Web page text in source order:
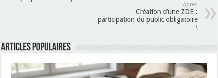
Après
Création d’une ZDE :
participation du public obligatoire
!
Articles populaires